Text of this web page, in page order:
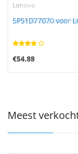
HP
L80890-003 voor
€86.99
Lenovo
5P51D77070 voor
€54.88
Meest